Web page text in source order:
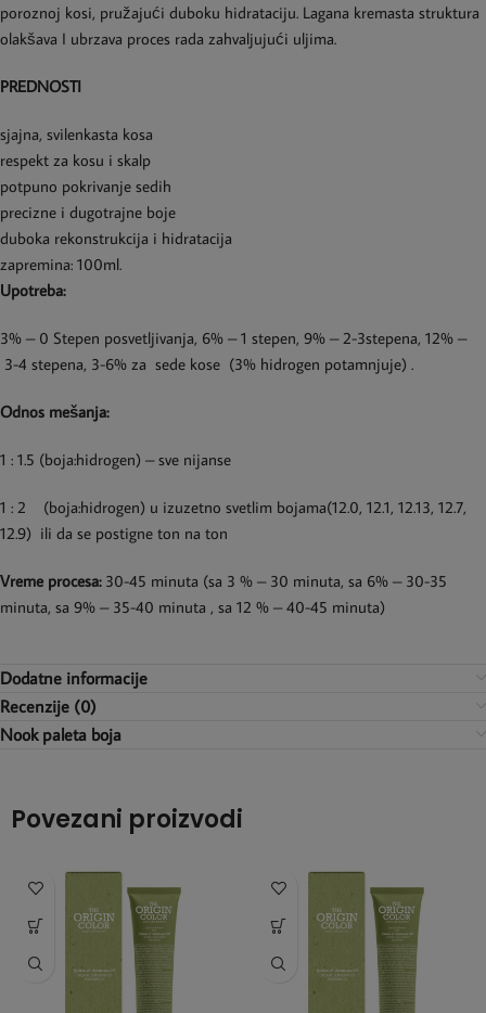
poroznoj kosi, pružajući duboku hidrataciju. Lagana kremasta struktura
olakšava I ubrzava proces rada zahvaljujući uljima.
PREDNOSTI
sjajna, svilenkasta kosa
respekt za kosu i skalp
potpuno pokrivanje sedih
precizne i dugotrajne boje
duboka rekonstrukcija i hidratacija
zapremina: 100ml.
Upotreba:
3% – 0 Stepen posvetljivanja, 6% – 1 stepen, 9% – 2-3stepena, 12% –
3-4 stepena, 3-6% za sede kose (3% hidrogen potamnjuje) .
Odnos mešanja:
1 : 1.5 (boja:hidrogen) – sve nijanse
1 : 2 (boja:hidrogen) u izuzetno svetlim bojama(12.0, 12.1, 12.13, 12.7,
12.9) ili da se postigne ton na ton
Vreme procesa:30-45 minuta (sa 3 % – 30 minuta, sa 6% – 30-35
minuta, sa 9% – 35-40 minuta , sa 12 % – 40-45 minuta)
Dodatne informacije
Recenzije (0)
Nook paleta boja
Povezani proizvodi